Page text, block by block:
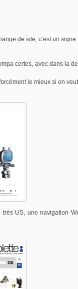
de site, c’est un signe
certes, avec dans la
le mieux si on
US, une navigation